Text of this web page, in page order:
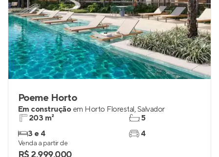
Poeme Horto
Em construção em Horto Florestal,Salvador
203 m²
3 e 4
5
4
Venda a partir de